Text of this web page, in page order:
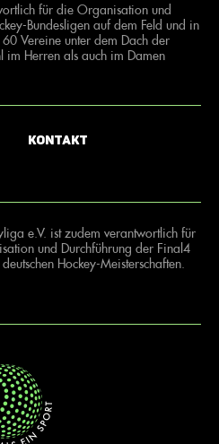
für die Organisation und
Bundesligen auf dem Feld und in
Vereine unter dem Dach der
Herren als auch im Damen
Kontakt
e.V. ist zudem verantwortlich für
und Durchführung der Final4
Hockey-Meisterschaften.